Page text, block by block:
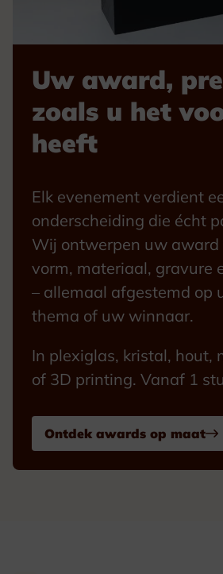
Uw award,
zoals u het
heeft
Elk evenement verdient
onderscheiding die écht
Wij ontwerpen uw award
vorm, materiaal, gravure
– allemaal afgestemd op
thema of uw winnaar.
In plexiglas, kristal, hout,
of 3D printing. Vanaf 1
Ontdek awards op maat